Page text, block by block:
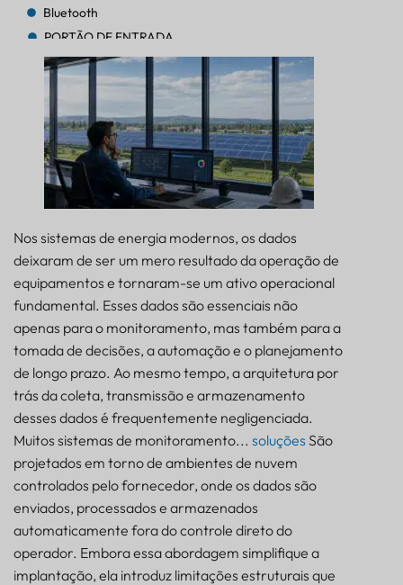
Bluetooth
PORTÃO DE ENTRADA
RASTREADOR
RASTREADOR
PORTÃO DE ENTRADA
Bluetooth
PORTÃO DE ENTRADA
Bluetooth
PORTÃO DE ENTRADA
RASTREADOR
BALIZA
SENSOR
Nos sistemas de energia modernos, os dados
deixaram de ser um mero resultado da operação de
equipamentos e tornaram-se um ativo operacional
fundamental. Esses dados são essenciais não
apenas para o monitoramento, mas também para a
tomada de decisões, a automação e o planejamento
de longo prazo. Ao mesmo tempo, a arquitetura por
trás da coleta, transmissão e armazenamento
desses dados é frequentemente negligenciada.
Muitos sistemas de monitoramento... soluções São
projetados em torno de ambientes de nuvem
controlados pelo fornecedor, onde os dados são
enviados, processados e armazenados
automaticamente fora do controle direto do
operador. Embora essa abordagem simplifique a
implantação, ela introduz limitações estruturais que